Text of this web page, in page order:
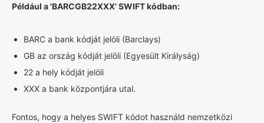
Például a 'BARCGB22XXX' SWIFT kódban:
BARC a bank kódját jelöli (Barclays)
GB az ország kódját jelöli (Egyesült Királyság)
22 a hely kódját jelöli
XXX a bank központjára utal.
Fontos, hogy a helyes SWIFT kódot használd nemzetközi